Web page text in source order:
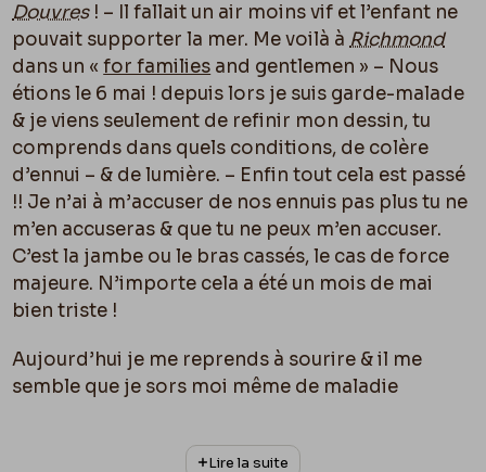
Douvres! – Il fallait un air moins vif et l’enfant ne
pouvait supporter la mer. Me voilà àRichmond
dans un «for families and gentlemen » – Nous
étions le 6 mai ! depuis lors je suis garde-malade
& je viens seulement de refinir mon dessin, tu
comprends dans quels conditions, de colère
d’ennui – & de lumière. – Enfin tout cela est passé
!! Je n’ai à m’accuser de nos ennuis pas plus tu ne
m’en accuseras & que tu ne peux m’en accuser.
C’est la jambe ou le bras cassés, le cas de force
majeure. N’importe cela a été un mois de mai
bien triste !
Aujourd’hui je me reprends à sourire & il me
semble que je sors moi même de maladie
gaieté & de renouvellement. Je n’ai eu qu’une joie
Lire la suite